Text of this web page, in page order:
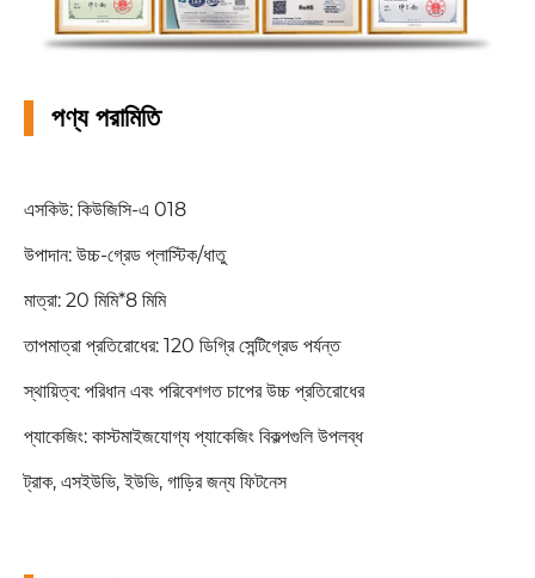
পণ্য পরামিতি
এসকিউ: কিউজিসি-এ 018
উপাদান: উচ্চ-গ্রেড প্লাস্টিক/ধাতু
মাত্রা: 20 মিমি*8 মিমি
তাপমাত্রা প্রতিরোধের: 120 ডিগ্রি সেন্টিগ্রেড পর্যন্ত
স্থায়িত্ব: পরিধান এবং পরিবেশগত চাপের উচ্চ প্রতিরোধের
প্যাকেজিং: কাস্টমাইজযোগ্য প্যাকেজিং বিকল্পগুলি উপলব্ধ
ট্রাক, এসইউভি, ইউভি, গাড়ির জন্য ফিটনেস